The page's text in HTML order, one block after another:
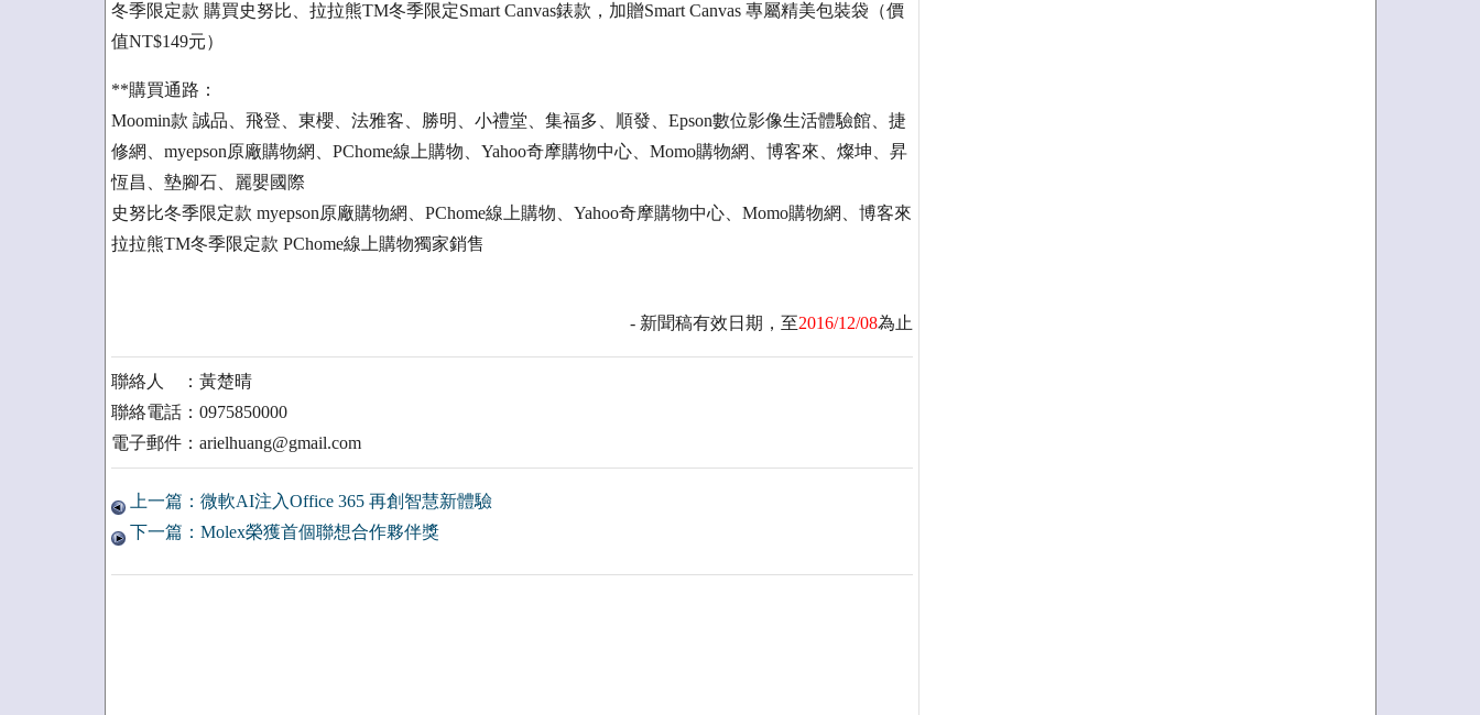
冬季限定款 購買史努比、拉拉熊TM冬季限定Smart Canvas錶款，加贈Smart Canvas 專屬精美包裝袋（價
值NT$149元）
**購買通路：
Moomin款 誠品、飛登、東櫻、法雅客、勝明、小禮堂、集福多、順發、Epson數位影像生活體驗館、捷
修網、myepson原廠購物網、PChome線上購物、Yahoo奇摩購物中心、Momo購物網、博客來、燦坤、昇
恆昌、墊腳石、麗嬰國際
史努比冬季限定款 myepson原廠購物網、PChome線上購物、Yahoo奇摩購物中心、Momo購物網、博客來
拉拉熊TM冬季限定款 PChome線上購物獨家銷售
- 新聞稿有效日期，至2016/12/08為止
聯絡人 ：黃楚晴
聯絡電話：0975850000
電子郵件：arielhuang@gmail.com
上一篇：微軟AI注入Office 365 再創智慧新體驗
下一篇：Molex榮獲首個聯想合作夥伴獎